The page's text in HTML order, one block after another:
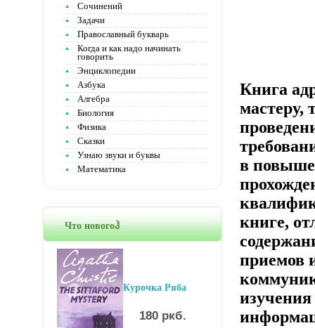
Сочинений
Задачи
Православный букварь
Когда и как надо начинать
говорить
Энциклопедии
Азбука
Алгебра
Биология
Физика
Сказки
Узнаю звуки и буквы
Математика
Что новогоჰ
Курочка Ряба
180 ркб.
Книга
мастеру,
в
книге,
приемов
изучения